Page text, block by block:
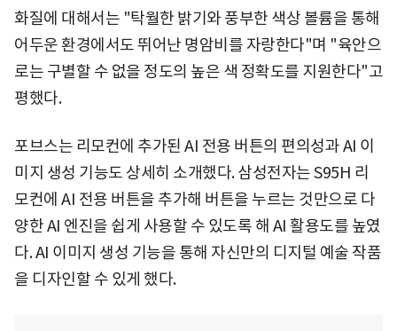
화질에 대해서는 "탁월한 밝기와 풍부한 색상 볼륨을 통해
어두운 환경에서도 뛰어난 명암비를 자랑한다"며 "육안으
로는 구별할 수 없을 정도의 높은 색 정확도를 지원한다"고
평했다.
포브스는 리모컨에 추가된 AI 전용 버튼의 편의성과 AI 이
미지 생성 기능도 상세히 소개했다. 삼성전자는 S95H 리
모컨에 AI 전용 버튼을 추가해 버튼을 누르는 것만으로 다
양한 AI 엔진을 쉽게 사용할 수 있도록 해 AI 활용도를 높였
다. AI 이미지 생성 기능을 통해 자신만의 디지털 예술 작품
을 디자인할 수 있게 했다.